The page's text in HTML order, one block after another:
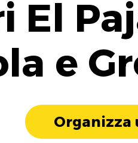
El
e
Organizza